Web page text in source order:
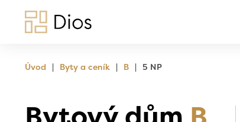
Úvod | Byty a ceník | B | 5 NP